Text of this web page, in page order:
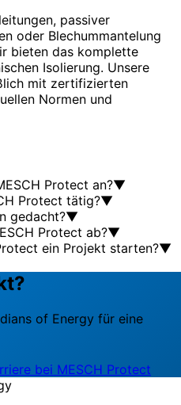
passiver
oder Blechummantelung
bieten das komplette
Isolierung. Unsere
mit zertifizierten
Normen und
Protect an?▼
Protect tätig?▼
gedacht?▼
Protect ab?▼
ein Projekt starten?▼
of Energy für eine
bei MESCH Protect